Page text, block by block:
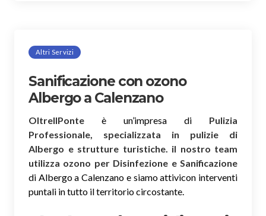
Altri Servizi
Sanificazione con ozono
Albergo a Calenzano
OltreIlPonte è un’impresa di Pulizia
Professionale, specializzata in pulizie di
Albergo e strutture turistiche. il nostro team
utilizza ozono per Disinfezione e Sanificazione
di Albergo a Calenzano e siamo attivicon interventi
puntali in tutto il territorio circostante.